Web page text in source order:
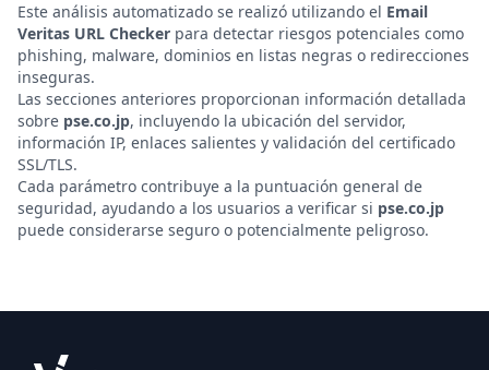
Este análisis automatizado se realizó utilizando el Email
Veritas URL Checker para detectar riesgos potenciales como
phishing, malware, dominios en listas negras o redirecciones
inseguras.
Las secciones anteriores proporcionan información detallada
sobre pse.co.jp, incluyendo la ubicación del servidor,
información IP, enlaces salientes y validación del certificado
SSL/TLS.
Cada parámetro contribuye a la puntuación general de
seguridad, ayudando a los usuarios a verificar si pse.co.jp
puede considerarse seguro o potencialmente peligroso.